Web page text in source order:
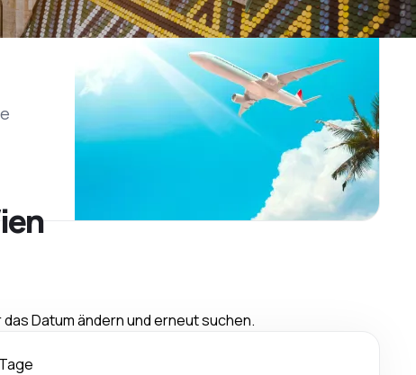
Datum ändern und erneut suchen.